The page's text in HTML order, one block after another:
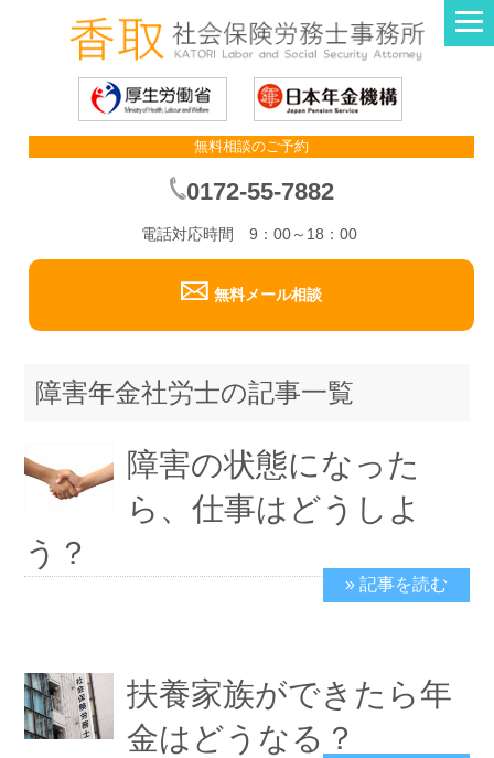
無料相談のご予約
0172-55-7882
電話対応時間 9：00～18：00
無料メール相談
障害年金社労士の記事一覧
障害の状態になった
ら、仕事はどうしよ
う？
2024/2/8
» 記事を読む
扶養家族ができたら年
金はどうなる？